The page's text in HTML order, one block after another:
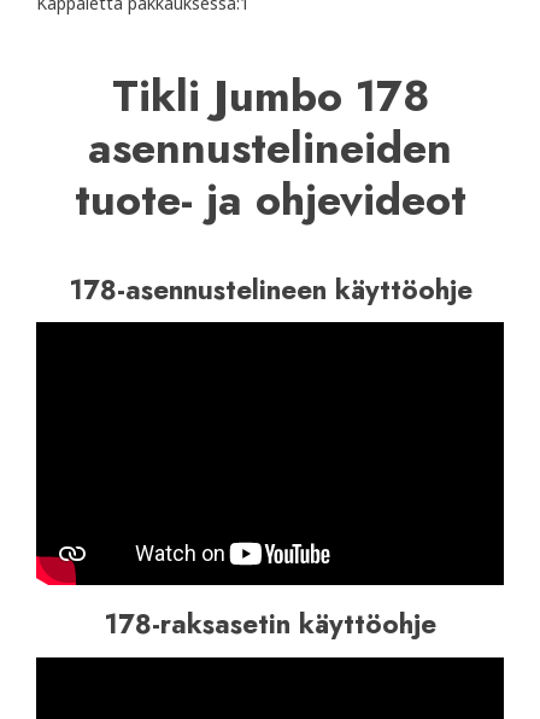
Tikli Jumbo 178
asennustelineiden
tuote- ja ohjevideot
178-asennustelineen käyttöohje
178-raksasetin käyttöohje